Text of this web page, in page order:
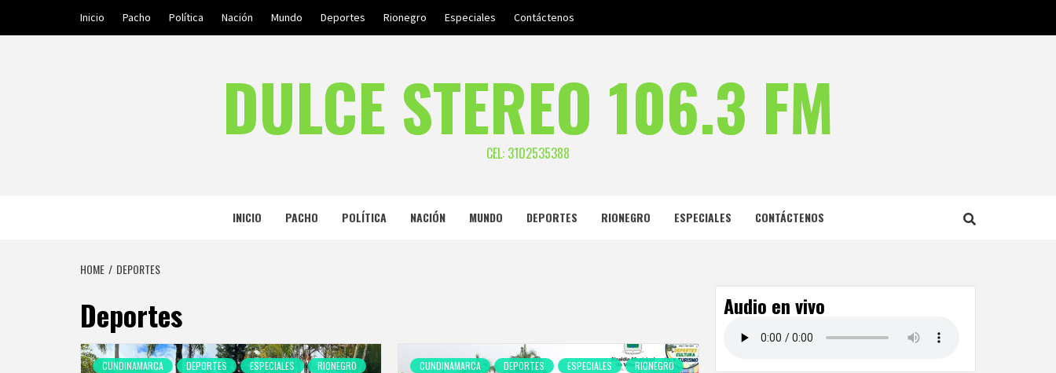
Inicio Pacho Política Nación Mundo Deportes Rionegro Especiales Contáctenos
DULCE STEREO 106.3 FM
CEL: 3102535388
INICIO PACHO POLÍTICA NACIÓN MUNDO DEPORTES RIONEGRO ESPECIALES CONTÁCTENOS
HOME DEPORTES
Deportes
CUNDINAMARCA DEPORTES ESPECIALES RIONEGRO CUNDINAMARCA DEPORTES ESPECIALES RIONEGRO
Audio en vivo